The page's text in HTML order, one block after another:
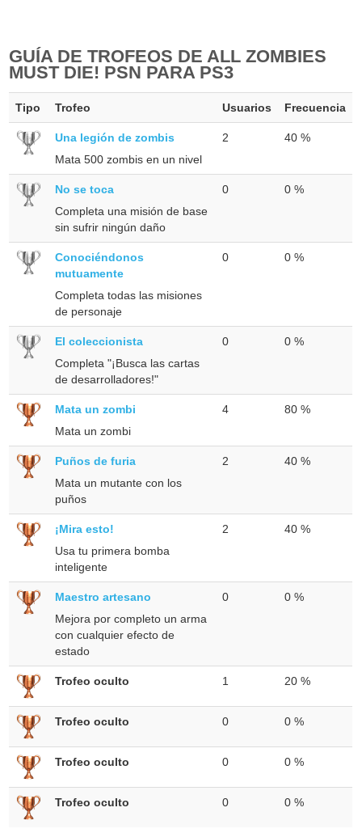
GUÍA DE TROFEOS DE ALL ZOMBIES
MUST DIE! PSN PARA PS3
Tipo Trofeo Usuarios Frecuencia
Una legión de zombis
Mata 500 zombis en un nivel
2 40 %
No se toca
Completa una misión de base
sin sufrir ningún daño
0 0 %
Conociéndonos
mutuamente
Completa todas las misiones
de personaje
0 0 %
El coleccionista
Completa "¡Busca las cartas
de desarrolladores!"
0 0 %
Mata un zombi
Mata un zombi
4 80 %
Puños de furia
Mata un mutante con los
puños
2 40 %
¡Mira esto!
Usa tu primera bomba
inteligente
2 40 %
Maestro artesano
Mejora por completo un arma
con cualquier efecto de
estado
0 0 %
Trofeo oculto 1 20 %
Trofeo oculto 0 0 %
Trofeo oculto 0 0 %
Trofeo oculto 0 0 %